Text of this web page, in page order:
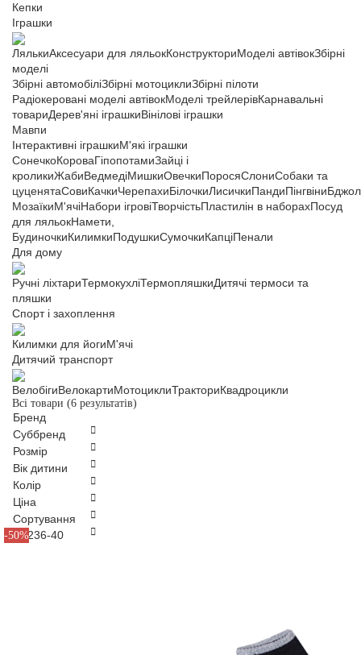
Кепки
Іграшки
ЛялькиАксесуари для ляльокКонструкториМоделі автівокЗбірні
моделі
Збірні автомобіліЗбірні мотоциклиЗбірні пілоти
Радіокеровані моделі автівокМоделі трейлерівКарнавальні
товариДерев'яні іграшкиВінілові іграшки
Мавпи
Інтерактивні іграшкиМ'які іграшки
СонечкоКороваГіпопотамиЗайці і
кроликиЖабиВедмедіМишкиОвечкиПоросяСлониСобаки та
цуценятаСовиКачкиЧерепахиБілочкиЛисичкиПандиПінгвіни
МозаїкиМ'ячіНабори ігровіТворчістьПластилін в наборахПосуд
для ляльокНамети,
БудиночкиКилимкиПодушкиСумочкиКапціПенали
Для дому
Ручні ліхтариТермокухліТермопляшкиДитячі термоси та
пляшки
Спорт і захоплення
Килимки для йогиМ'ячі
Дитячий транспорт
ВелобігиВелокартиМотоциклиТракториКвадроцикли
Всі товари (6 результатів)
Бренд
Суббренд
Розмір
Вік дитини
Колір
Ціна
Сортування
-50%
28-3236-40